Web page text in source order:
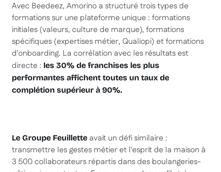
Avec Beedeez, Amorino a structuré trois types de
formations sur une plateforme unique : formations
initiales (valeurs, culture de marque), formations
spécifiques (expertises métier, Qualiopi) et formations
d'onboarding. La corrélation avec les résultats est
directe : les 30% de franchises les plus
performantes affichent toutes un taux de
complétion supérieur à 90%.
Le Groupe Feuillette avait un défi similaire :
transmettre les gestes métier et l'esprit de la maison à
3 500 collaborateurs répartis dans des boulangeries-